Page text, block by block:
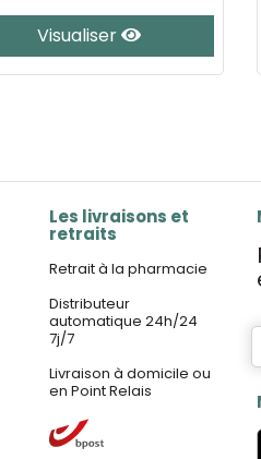
Visualiser
Les livraisons et
retraits
Retrait à la pharmacie
Distributeur
automatique 24h/24
7j/7
Livraison à domicile ou
en Point Relais